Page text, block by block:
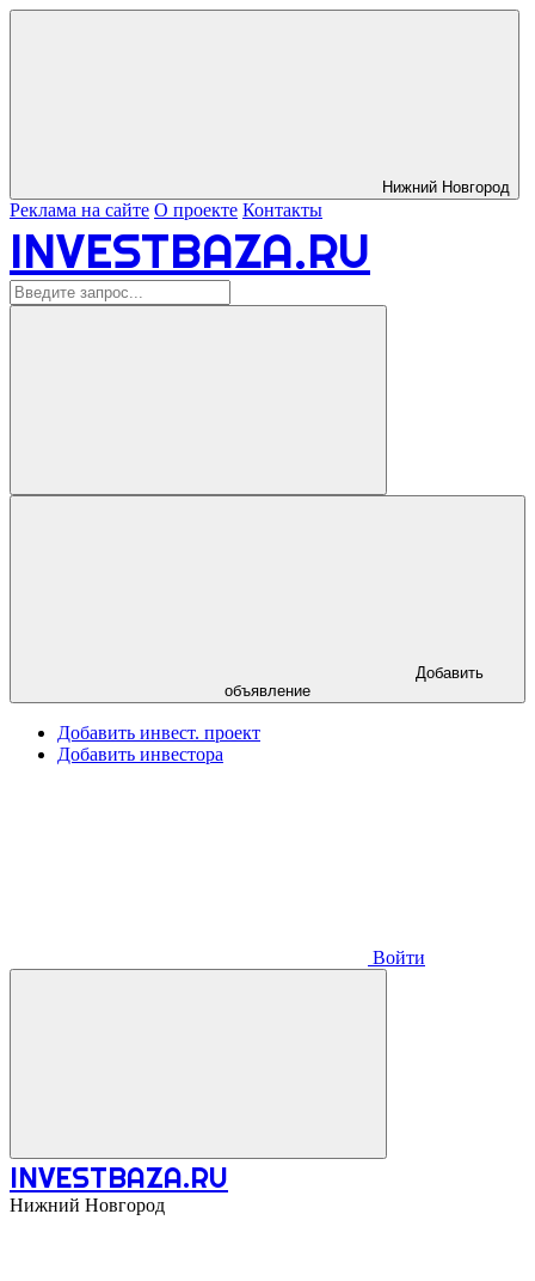
Нижний Новгород
Реклама на сайте О проекте Контакты
INVESTBAZA.RU
объявление
Добавить инвест. проект
Добавить инвестора
Войти
INVESTBAZA.RU
Нижний Новгород